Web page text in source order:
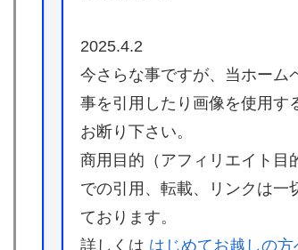
2025.4.2
今さらな事ですが、当ホーム
事を引用したり画像を使用す
お断り下さい。
商用目的（アフィリエイト目
での引用、転載、リンクは一
ております。
詳しくは はじめてお越しの方